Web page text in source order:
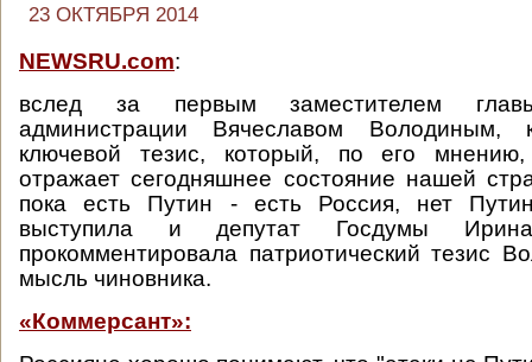
23 ОКТЯБРЯ 2014
NEWSRU.com:
вслед за первым заместителем главы
администрации Вячеславом Володиным,
ключевой тезис, который, по его мнению,
отражает сегодняшнее состояние нашей
пока есть Путин - есть Россия, нет
выступила и депутат Госдумы
прокомментировала патриотический тезис
мысль чиновника.
«Коммерсант»: